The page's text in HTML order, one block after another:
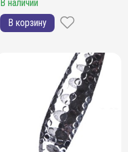
В наличии
В корзину